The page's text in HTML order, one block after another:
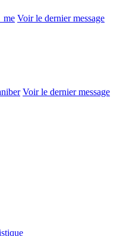
Voir le dernier message
Voir le dernier message